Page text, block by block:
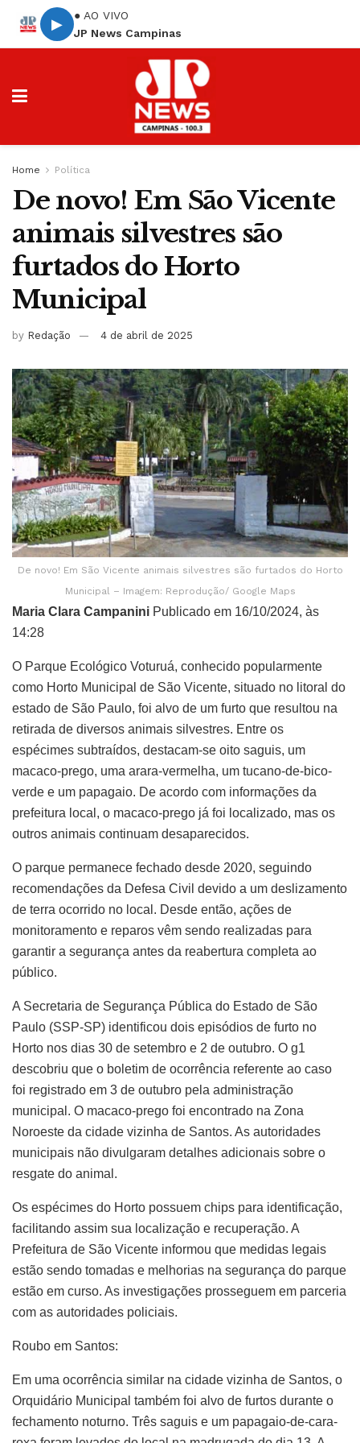
▶
● AO VIVO
JP News Campinas
Home Política
De novo! Em São Vicente
animais silvestres são
furtados do Horto
Municipal
by Redação 4 de abril de 2025
De novo! Em São Vicente animais silvestres são furtados do Horto
Municipal – Imagem: Reprodução/ Google Maps
Maria Clara Campanini Publicado em 16/10/2024, às
14:28
O Parque Ecológico Voturuá, conhecido popularmente
como Horto Municipal de São Vicente, situado no litoral do
estado de São Paulo, foi alvo de um furto que resultou na
retirada de diversos animais silvestres. Entre os
espécimes subtraídos, destacam-se oito saguis, um
macaco-prego, uma arara-vermelha, um tucano-de-bico-
verde e um papagaio. De acordo com informações da
prefeitura local, o macaco-prego já foi localizado, mas os
outros animais continuam desaparecidos.
O parque permanece fechado desde 2020, seguindo
recomendações da Defesa Civil devido a um deslizamento
de terra ocorrido no local. Desde então, ações de
monitoramento e reparos vêm sendo realizadas para
garantir a segurança antes da reabertura completa ao
público.
A Secretaria de Segurança Pública do Estado de São
Paulo (SSP-SP) identificou dois episódios de furto no
Horto nos dias 30 de setembro e 2 de outubro. O g1
descobriu que o boletim de ocorrência referente ao caso
foi registrado em 3 de outubro pela administração
municipal. O macaco-prego foi encontrado na Zona
Noroeste da cidade vizinha de Santos. As autoridades
municipais não divulgaram detalhes adicionais sobre o
resgate do animal.
Os espécimes do Horto possuem chips para identificação,
facilitando assim sua localização e recuperação. A
Prefeitura de São Vicente informou que medidas legais
estão sendo tomadas e melhorias na segurança do parque
estão em curso. As investigações prosseguem em parceria
com as autoridades policiais.
Roubo em Santos:
Em uma ocorrência similar na cidade vizinha de Santos, o
Orquidário Municipal também foi alvo de furtos durante o
fechamento noturno. Três saguis e um papagaio-de-cara-